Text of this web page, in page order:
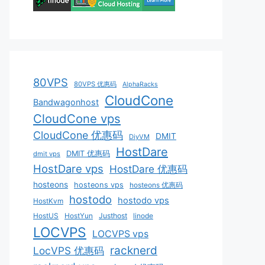
80VPS 80VPS 优惠码 AlphaRacks
Bandwagonhost CloudCone
CloudCone vps
CloudCone 优惠码 DiyVM DMIT
dmit vps DMIT 优惠码 HostDare
HostDare vps HostDare 优惠码
hosteons hosteons vps
hosteons 优惠码
HostKvm
hostodo hostodo vps
HostUS HostYun Justhost linode
LOCVPS LOCVPS vps
LocVPS 优惠码 racknerd